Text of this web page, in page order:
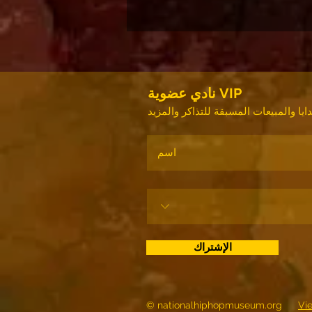
نادي عضوية VIP
الإشتراك
© nationalhiphopmuseum.org